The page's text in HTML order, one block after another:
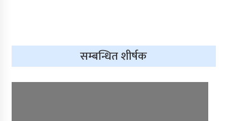
परियोजना प्रभावकारी
सम्बन्धित शीर्षक